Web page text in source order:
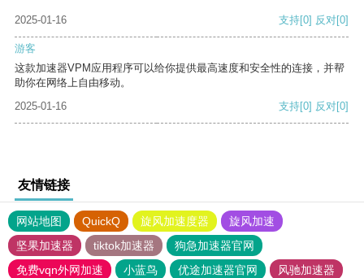
2025-01-16 支持[0] 反对[0]
游客
这款加速器VPM应用程序可以给你提供最高速度和安全性的连接，并帮
助你在网络上自由移动。
2025-01-16
支持[0] 反对[0]
友情链接
网站地图 QuickQ 旋风加速度器
旋风加速
坚果加速器
tiktok加速器
狗急加速器官网
免费vqn外网加速
小蓝鸟 优途加速器官网 风驰加速器